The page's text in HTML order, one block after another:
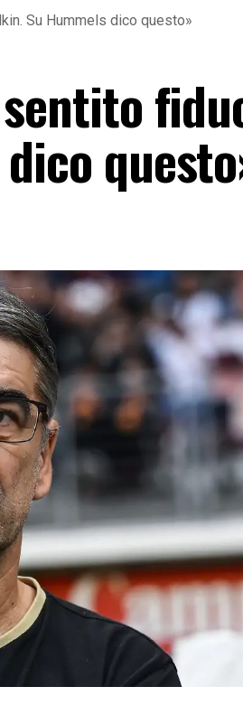
Su Hummels dico questo»